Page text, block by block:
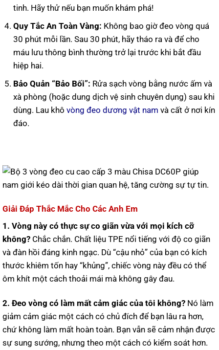
tinh. Hãy thử nếu bạn muốn khám phá!
Quy Tắc An Toàn Vàng: Không bao giờ đeo vòng quá
30 phút mỗi lần. Sau 30 phút, hãy tháo ra và để cho
máu lưu thông bình thường trở lại trước khi bắt đầu
hiệp hai.
Bảo Quản “Bảo Bối”: Rửa sạch vòng bằng nước ấm và
xà phòng (hoặc dung dịch vệ sinh chuyên dụng) sau khi
dùng. Lau khôvòng đeo dương vật nam và cất ở nơi kín
đáo.
Giải Đáp Thắc Mắc Cho Các Anh Em
1. Vòng này có thực sự co giãn vừa với mọi kích cỡ
không? Chắc chắn. Chất liệu TPE nổi tiếng với độ co giãn
và đàn hồi đáng kinh ngạc. Dù “cậu nhỏ” của bạn có kích
thước khiêm tốn hay “khủng”, chiếc vòng này đều có thể
ôm khít một cách thoải mái mà không gây đau.
2. Đeo vòng có làm mất cảm giác của tôi không? Nó làm
giảm cảm giác một cách có chủ đích để bạn lâu ra hơn,
chứ không làm mất hoàn toàn. Bạn vẫn sẽ cảm nhận được
sự sung sướng, nhưng theo một cách có kiểm soát hơn.